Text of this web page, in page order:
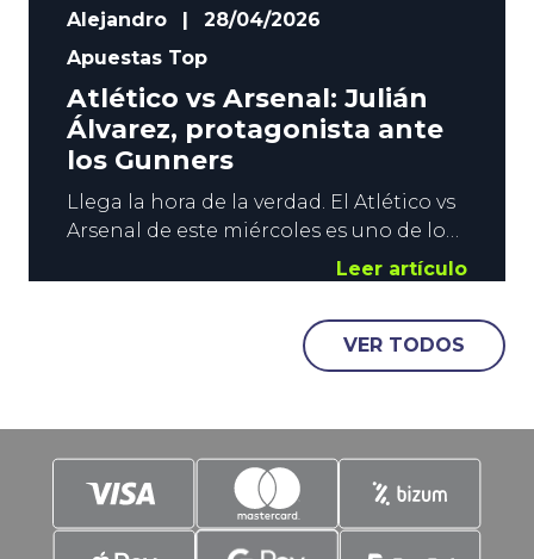
Alejandro
28/04/2026
Apuestas Top
Atlético vs Arsenal: Julián
Álvarez, protagonista ante
los Gunners
Llega la hora de la verdad. El Atlético vs
Arsenal de este miércoles es uno de los
grandes duelos de la temporada. El
primer asalto de las semifinales de
Champions va a ser espectacular, y
YoSports quiere estar presente con un
Mercado Especial con color rojiblanco y
Álvarez. Contenido: El
Leer artículo
VER TODOS